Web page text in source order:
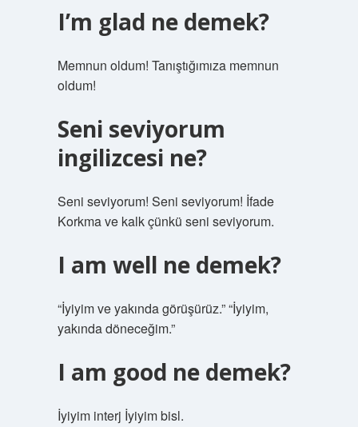
I’m glad ne demek?
Memnun oldum! Tanıştığımıza memnun
oldum!
Seni seviyorum
ingilizcesi ne?
Seni seviyorum! Seni seviyorum! İfade
Korkma ve kalk çünkü seni seviyorum.
I am well ne demek?
“İyiyim ve yakında görüşürüz.” “İyiyim,
yakında döneceğim.”
I am good ne demek?
İyiyim interj İyiyim bisl.